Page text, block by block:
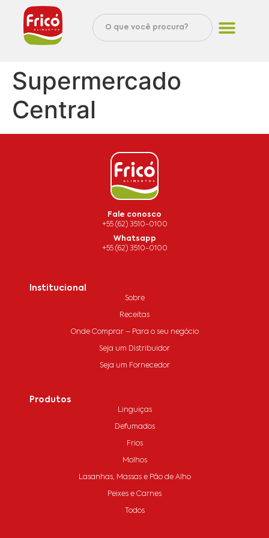
Supermercado
Central
Fale conosco
+55 (62) 3510-0100
Whatsapp
+55 (62) 3510-0100
Institucional
Sobre
Receitas
Onde Comprar – Para o seu negócio
Seja um Distribuidor
Seja um Fornecedor
Produtos
Linguiças
Defumados
Frios
Molhos
Lasanhas, Massas e Pão de Alho
Peixes e Carnes
Todos